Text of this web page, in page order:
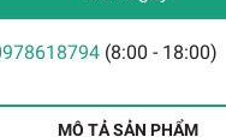
(8:00 - 18:00)
MÔ TẢ SẢN PHẨM